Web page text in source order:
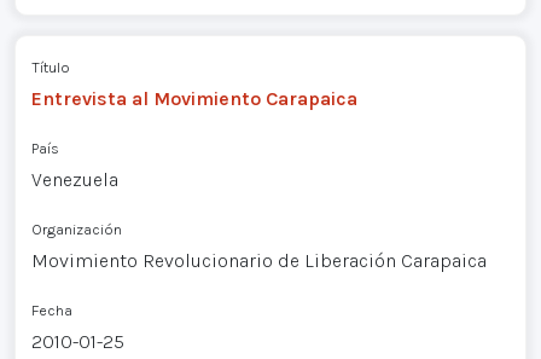
Título
Entrevista al Movimiento Carapaica
País
Venezuela
Organización
Movimiento Revolucionario de Liberación Carapaica
Fecha
2010-01-25